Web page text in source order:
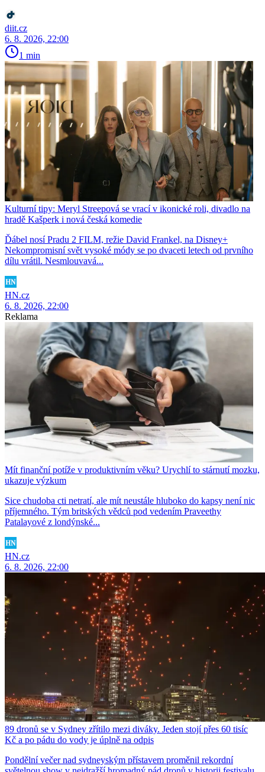
diit.cz
6. 8. 2026, 22:00
1 min
Kulturní tipy: Meryl Streepová se vrací v ikonické roli, divadlo na
hradě Kašperk i nová česká komedie
Ďábel nosí Pradu 2 FILM, režie David Frankel, na Disney+
Nekompromisní svět vysoké módy se po dvaceti letech od prvního
dílu vrátil. Nesmlouvavá...
HN.cz
6. 8. 2026, 22:00
Reklama
Mít finanční potíže v produktivním věku? Urychlí to stárnutí mozku,
ukazuje výzkum
Sice chudoba cti netratí, ale mít neustále hluboko do kapsy není nic
příjemného. Tým britských vědců pod vedením Praveethy
Patalayové z londýnské...
HN.cz
6. 8. 2026, 22:00
89 dronů se v Sydney zřítilo mezi diváky. Jeden stojí přes 60 tisíc
Kč a po pádu do vody je úplně na odpis
Pondělní večer nad sydneyským přístavem proměnil rekordní